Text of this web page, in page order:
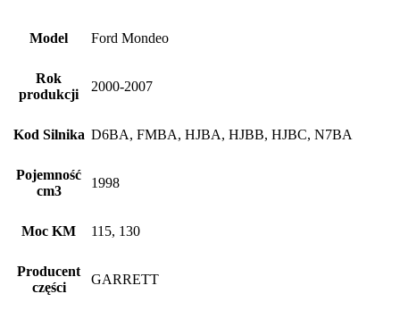
Model Ford Mondeo
Rok
produkcji
2000-2007
Kod Silnika D6BA, FMBA, HJBA, HJBB, HJBC, N7BA
Pojemność
cm3
1998
Moc KM 115, 130
Producent
części
GARRETT